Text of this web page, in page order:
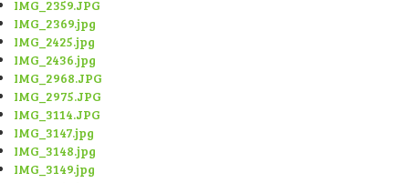
IMG_2359.JPG
IMG_2369.jpg
IMG_2425.jpg
IMG_2436.jpg
IMG_2968.JPG
IMG_2975.JPG
IMG_3114.JPG
IMG_3147.jpg
IMG_3148.jpg
IMG_3149.jpg